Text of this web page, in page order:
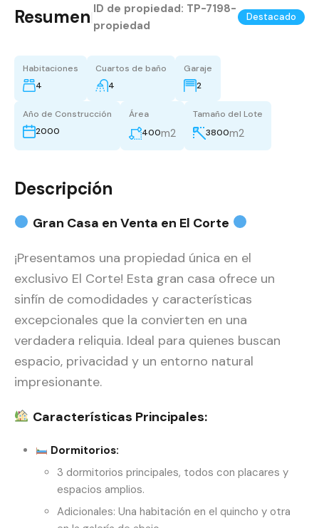
Resumen ID de propiedad: TP-7198-
propiedad
Destacado
Habitaciones
4
Cuartos de baño
4
Garaje
2
Año de Construcción
2000
Área
400m2
Tamaño del Lote
3800m2
Descripción
Gran Casa en Venta en El Corte
¡Presentamos una propiedad única en el
exclusivo El Corte! Esta gran casa ofrece un
sinfín de comodidades y características
excepcionales que la convierten en una
verdadera reliquia. Ideal para quienes buscan
espacio, privacidad y un entorno natural
impresionante.
Características Principales:
Dormitorios:
3 dormitorios principales, todos con placares y
espacios amplios.
Adicionales: Una habitación en el quincho y otra